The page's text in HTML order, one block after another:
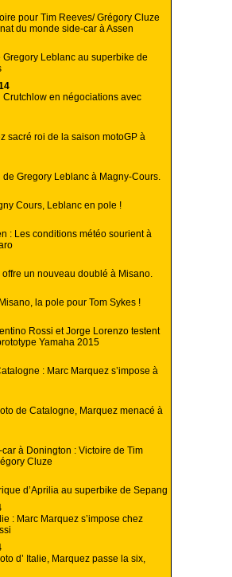
pour Tim Reeves/ Grégory Cluze
du monde side-car à Assen
Leblanc au superbike de
Crutchlow en négociations avec
sacré roi de la saison motoGP à
Gregory Leblanc à Magny-Cours.
Cours, Leblanc en pole !
: Les conditions météo sourient à
offre un nouveau doublé à Misano.
la pole pour Tom Sykes !
Rossi et Jorge Lorenzo testent
Yamaha 2015
: Marc Marquez s’impose à
de Catalogne, Marquez menacé à
à Donington : Victoire de Tim
Cluze
d’Aprilia au superbike de Sepang
: Marc Marquez s’impose chez
d’ Italie, Marquez passe la six,